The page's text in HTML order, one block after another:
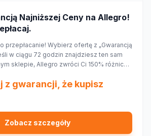
Najniższej Ceny na Allegro!
przepłacanie! Wybierz ofertę z „Gwarancją
w ciągu 72 godzin znajdziesz ten sam
sklepie, Allegro zwróci Ci 150% różnicy
z gwarancji, że kupisz
Zobacz szczegóły